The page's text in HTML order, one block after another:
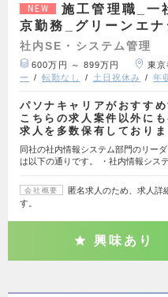
NEW
施工管理職_一
京勤務_グリーンエ
社内SE・システム管理
600万円 ～ 899万円 東京
ー
転勤なし 土日祝休み 年
パソナキャリアがおすすめ
こちらの求人案件以外に
求人を多数保有しており
同社の社内情報システム部門のリー
は以下の通りです。 ・社内情報シス
会社概要
匿名求人のため、求人詳
す。
興味あり